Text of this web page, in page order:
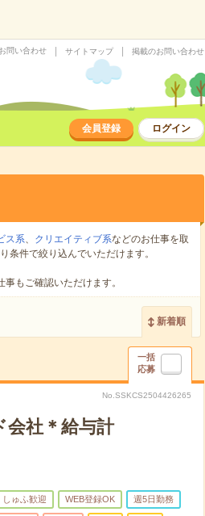
問い合わせ サイトマップ 掲載のお問い合わせ
会員登録 ログイン
ス系、 クリエイティブ系などのお仕事を取
条件で絞り込んでいただけます。
もご確認いただけます。
新着順
一括
応募
No.SSKCS2504426265
会社＊給与計
しゅふ歓迎 WEB登録OK 週5日勤務